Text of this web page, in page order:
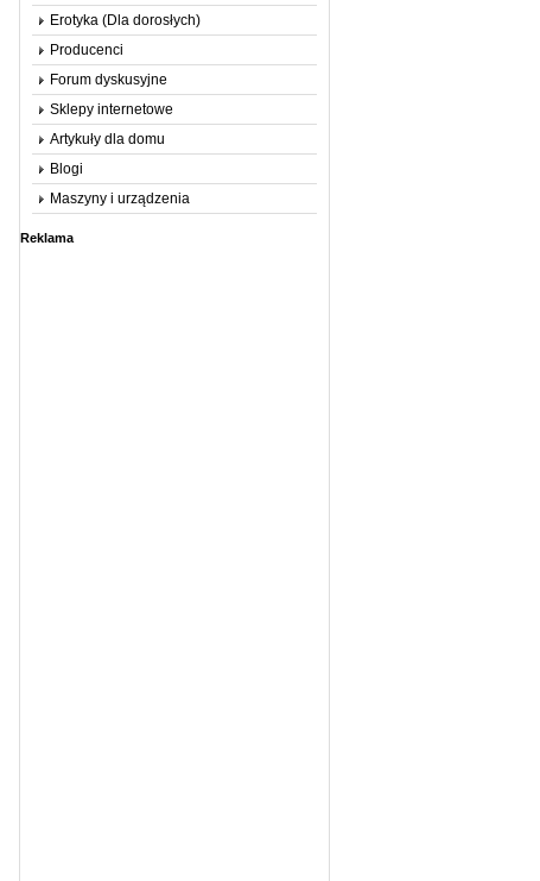
Erotyka (Dla dorosłych)
Producenci
Forum dyskusyjne
Sklepy internetowe
Artykuły dla domu
Blogi
Maszyny i urządzenia
Reklama